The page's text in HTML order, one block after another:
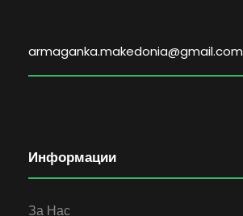
armaganka.makedonia@gmail.com
Информации
За Нас